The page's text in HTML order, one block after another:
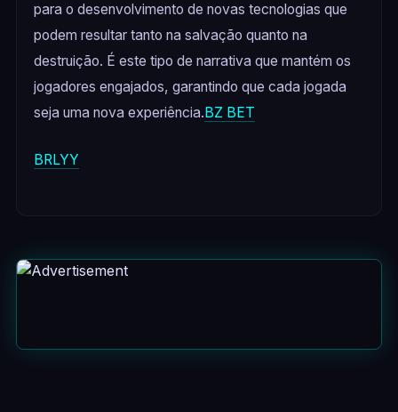
para o desenvolvimento de novas tecnologias que
podem resultar tanto na salvação quanto na
destruição. É este tipo de narrativa que mantém os
jogadores engajados, garantindo que cada jogada
seja uma nova experiência.BZ BET
BRLYY